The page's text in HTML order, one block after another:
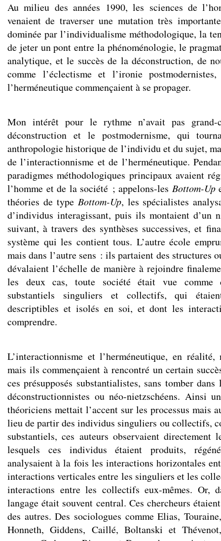
Au milieu des années 1990, les sciences de
venaient de traverser une mutation très
dominée par l’individualisme méthodologique, la
de jeter un pont entre la phénoménologie, le
analytique, et le succès de la déconstruction, de
comme l’éclectisme et l’ironie
l’herméneutique commençaient à se propager.
Mon intérêt pour le rythme n’avait pas
déconstruction et le postmodernisme, qui
anthropologie historique de l’individu et du sujet,
de l’interactionnisme et de l’herméneutique.
paradigmes méthodologiques principaux avaient
l’homme et de la société ; appelons-les Bottom-Up
théories de type Bottom-Up, les spécialistes
d’individus interagissant, puis ils montaient d’un
suivant, à travers des synthèses successives, et
système qui les contient tous. L’autre école
mais dans l’autre sens : ils partaient des structures
dévalaient l’échelle de manière à rejoindre
les deux cas, toute société était vue comme
substantiels singuliers et collectifs, qui
descriptibles et isolés en soi, et dont les
comprendre.
L’interactionnisme et l’herméneutique, en réalité,
mais ils commençaient à rencontré un certain
ces présupposés substantialistes, sans tomber dans
déconstructionnistes ou néo-nietzschéens. Ainsi
théoriciens mettait l’accent sur les processus mais
lieu de partir des individus singuliers ou collectifs,
substantiels, ces auteurs observaient directement
lesquels ces individus étaient produits,
analysaient à la fois les interactions horizontales
interactions verticales entre les singuliers et les
interactions entre les collectifs eux-mêmes. Or,
langage était souvent central. Ces chercheurs
des autres. Des sociologues comme Elias,
Honneth, Giddens, Caillé, Boltanski et